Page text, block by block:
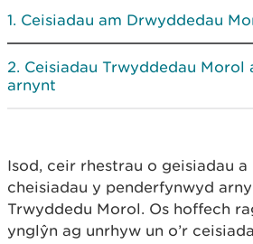
Ceisiadau am Drwyddedau
Ceisiadau Trwyddedau Morol
arnynt
Isod, ceir rhestrau o geisiadau
cheisiadau y penderfynwyd
Trwyddedu Morol. Os hoffech
ynglŷn ag unrhyw un o’r